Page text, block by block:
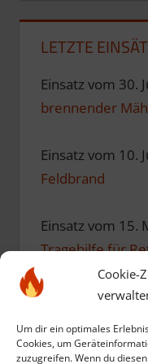
Cookie-
Um dir ein optimales
Cookies, um
zuzugreifen. Wenn du
LETZTE
Einsatz vom 30.
brennender
Einsatz vom 10.
Feldbrand
Einsatz vom 15.
Tragehilfe für
Einsatz vom 10.